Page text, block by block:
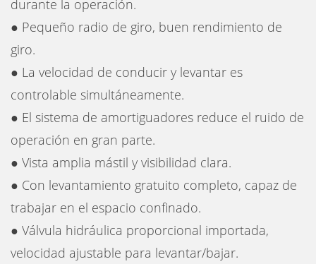
durante la operación.
● Pequeño radio de giro, buen rendimiento de
giro.
● La velocidad de conducir y levantar es
controlable simultáneamente.
● El sistema de amortiguadores reduce el ruido de
operación en gran parte.
● Vista amplia mástil y visibilidad clara.
● Con levantamiento gratuito completo, capaz de
trabajar en el espacio confinado.
● Válvula hidráulica proporcional importada,
velocidad ajustable para levantar/bajar.